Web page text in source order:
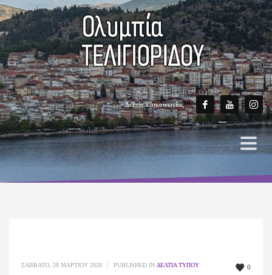
Δελτίο Επικοινωνίας
0
ΣΆΒΒΑΤΟ, 28 ΜΑΡΤΊΟΥ 2020 / PUBLISHED IN ΔΕΛΤΊΑ ΤΎΠΟΥ